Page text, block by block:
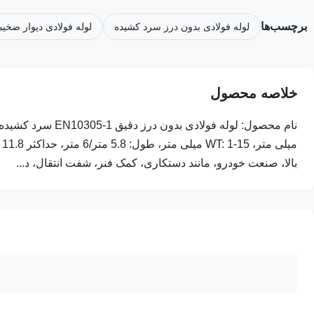
برچسب‌ها لوله فولادی بدون درز سرد کشیده لوله فولادی دیوار
خلاصه محصول
بالا، صنعت خودرو، مانند دستکاری، کمک فنر، شفت انتقال، د...